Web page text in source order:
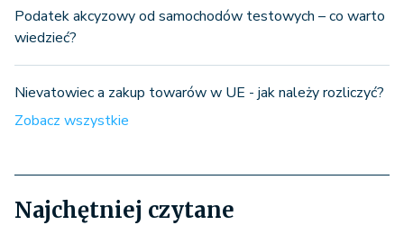
Podatek akcyzowy od samochodów testowych – co warto
wiedzieć?
Nievatowiec a zakup towarów w UE - jak należy rozliczyć?
Zobacz wszystkie
Najchętniej czytane